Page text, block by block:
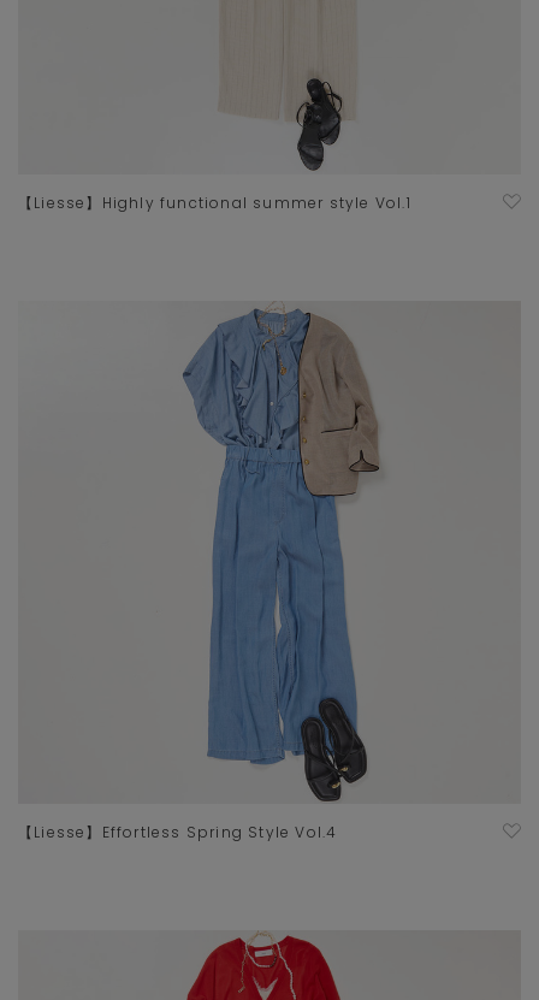
【Liesse】Highly functional summer style Vol.1
【Liesse】Effortless Spring Style Vol.4